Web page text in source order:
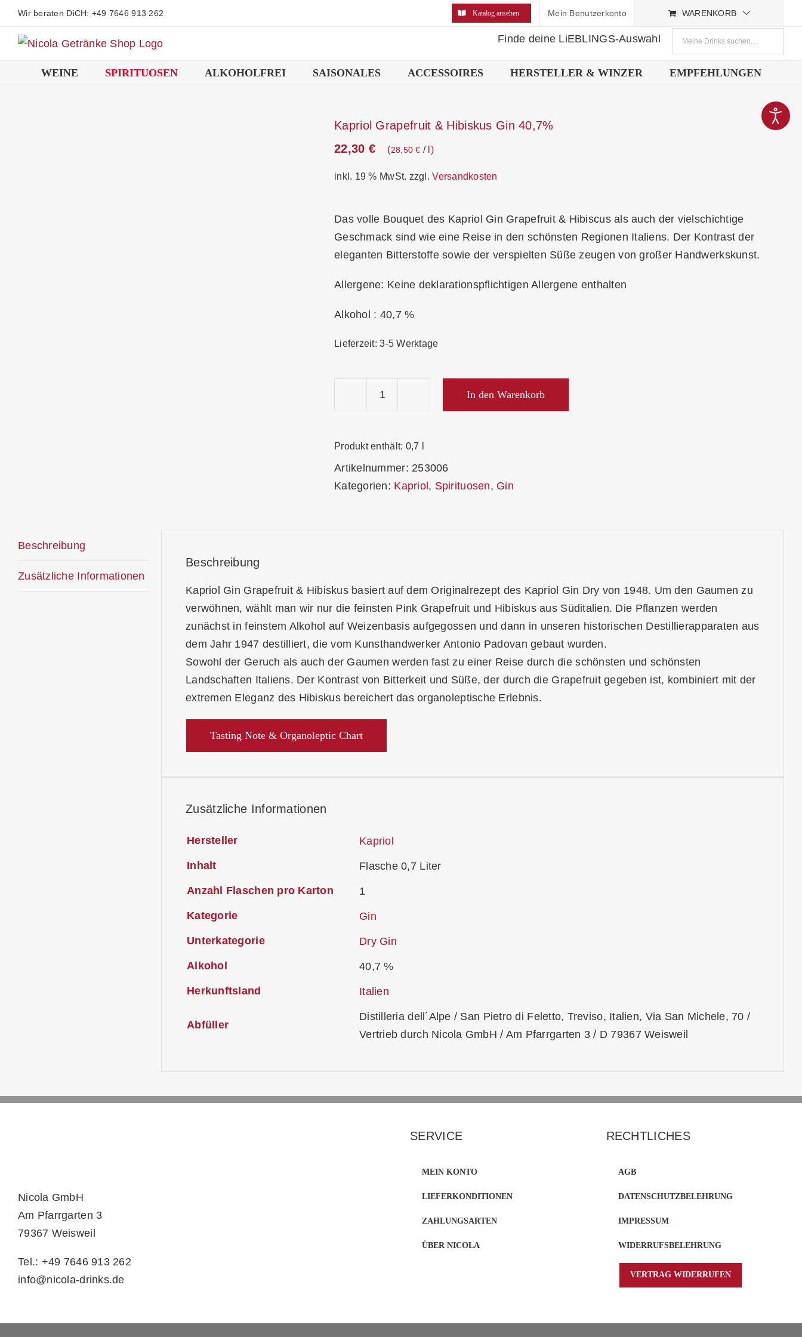
Zum
springen
Wir beraten DiCH: +49 7646 913 262 Katalog ansehen Mein Benutzerkonto WARENKORB
Finde deine LiEBLINGS-Auswahl
WEINE SPIRITUOSEN ALKOHOLFREI SAISONALES ACCESSOIRES HERSTELLER & WINZER EMPFEHLUNGEN
Kapriol Grapefruit & Hibiskus Gin 40,7%
22,30 € 28,50€ / l
inkl. 19 % MwSt. zzgl.Versandkosten
Das volle Bouquet des Kapriol Gin Grapefruit & Hibiscus als auch der vielschichtige
Geschmack sind wie eine Reise in den schönsten Regionen Italiens. Der Kontrast der
eleganten Bitterstoffe sowie der verspielten Süße zeugen von großer Handwerkskunst.
Allergene: Keine deklarationspflichtigen Allergene enthalten
Alkohol : 40,7 %
Lieferzeit:3-5 Werktage
Gin
40,7%
In den Warenkorb
Produkt enthält: 0,7 l
Artikelnummer: 253006
Kategorien: Kapriol , Spirituosen, Gin
Beschreibung
Zusätzliche Informationen
Beschreibung
Kapriol Gin Grapefruit & Hibiskus basiert auf dem Originalrezept des Kapriol Gin Dry von 1948. Um den Gaumen zu
verwöhnen, wählt man wir nur die feinsten Pink Grapefruit und Hibiskus aus Süditalien. Die Pflanzen werden
zunächst in feinstem Alkohol auf Weizenbasis aufgegossen und dann in unseren historischen Destillierapparaten aus
dem Jahr 1947 destilliert, die vom Kunsthandwerker Antonio Padovan gebaut wurden.
Sowohl der Geruch als auch der Gaumen werden fast zu einer Reise durch die schönsten und schönsten
Landschaften Italiens. Der Kontrast von Bitterkeit und Süße, der durch die Grapefruit gegeben ist, kombiniert mit der
extremen Eleganz des Hibiskus bereichert das organoleptische Erlebnis.
Tasting Note & Organoleptic Chart
Zusätzliche Informationen
Hersteller Kapriol
Inhalt Flasche 0,7 Liter
Anzahl Flaschen pro Karton 1
Kategorie Gin
Unterkategorie Dry Gin
Alkohol 40,7 %
Herkunftsland Italien
Abfüller
Distilleria dell´Alpe / San Pietro di Feletto, Treviso, Italien, Via San Michele, 70 /
Vertrieb durch Nicola GmbH / Am Pfarrgarten 3 / D 79367 Weisweil
Nicola GmbH
Am Pfarrgarten 3
79367 Weisweil
Tel.: +49 7646 913 262
info@nicola-drinks.de
SERVICE
MEIN KONTO
LIEFERKONDITIONEN
ZAHLUNGSARTEN
ÜBER NICOLA
RECHTLICHES
AGB
DATENSCHUTZBELEHRUNG
IMPRESSUM
WIDERRUFSBELEHRUNG
VERTRAG WIDERRUFEN